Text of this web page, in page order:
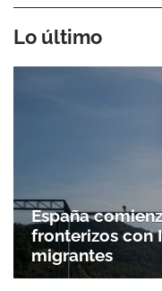
Lo último
España
fronterizos con
migrantes